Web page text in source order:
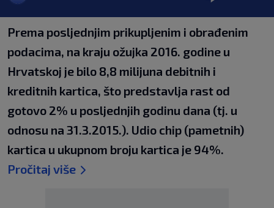
Prema posljednjim prikupljenim i obrađenim
podacima, na kraju ožujka 2016. godine u
Hrvatskoj je bilo 8,8 milijuna debitnih i
kreditnih kartica, što predstavlja rast od
gotovo 2% u posljednjih godinu dana (tj. u
odnosu na 31.3.2015.). Udio chip (pametnih)
kartica u ukupnom broju kartica je 94%.
Pročitaj više